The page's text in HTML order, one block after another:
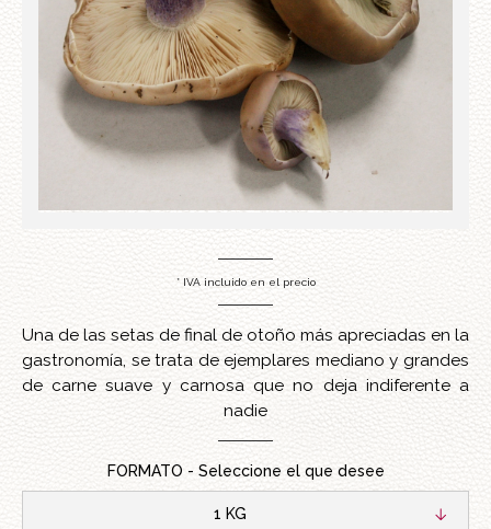
* IVA incluido en el precio
Una de las setas de final de otoño más apreciadas en la
gastronomía, se trata de ejemplares mediano y grandes
de carne suave y carnosa que no deja indiferente a
nadie
FORMATO - Seleccione el que desee
1 KG